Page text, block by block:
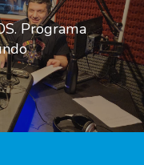
Programa